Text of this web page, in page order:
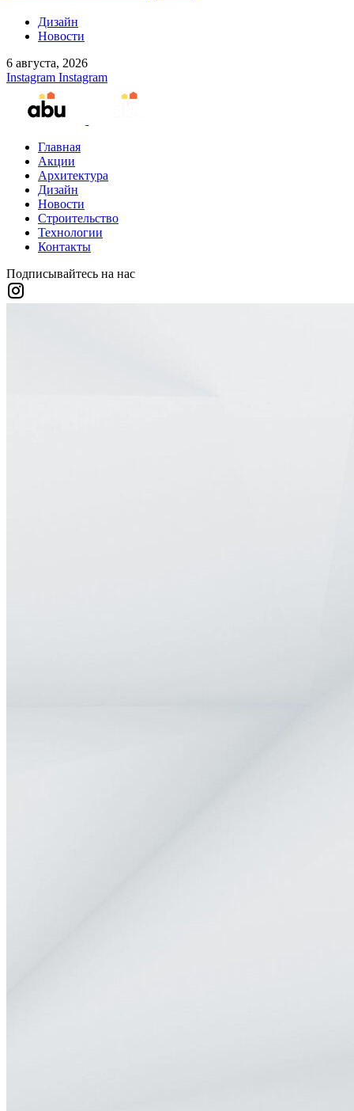
Дизайн
Новости
6 августа, 2026
Instagram Instagram
Главная
Акции
Архитектура
Дизайн
Новости
Строительство
Технологии
Контакты
Подписывайтесь на нас